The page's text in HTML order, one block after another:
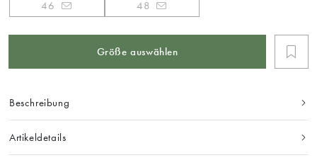
46
48
Größe auswählen
Beschreibung
Artikeldetails